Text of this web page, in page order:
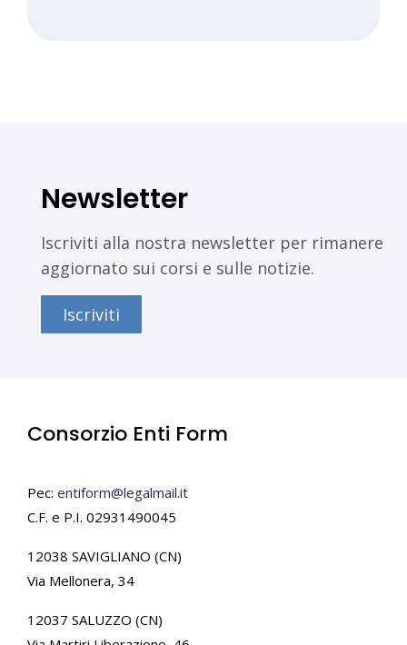
Newsletter
Iscriviti alla nostra newsletter per rimanere
aggiornato sui corsi e sulle notizie.
Iscriviti
Consorzio Enti Form
Pec: entiform@legalmail.it
C.F. e P.I. 02931490045
12038 SAVIGLIANO (CN)
Via Mellonera, 34
12037 SALUZZO (CN)